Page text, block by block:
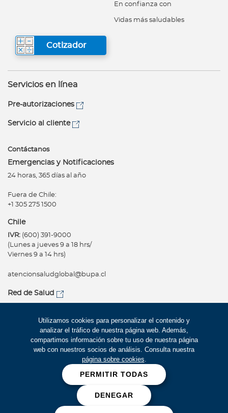
Utilizamos cookies para personalizar el contenido y
analizar el tráfico de nuestra página web. Además,
compartimos información sobre tu uso de nuestra página
web con nuestros socios de análisis. Consulta nuestra
página sobre cookies.
PERMITIR TODAS
DENEGAR
En confianza con
Vidas más saludables
Cotizador
Servicios en línea
Pre-autorizaciones
Servicio al cliente
Contáctanos
Emergencias y Notificaciones
24 horas, 365 días al año
Fuera de Chile:
+1 305 275 1500
Chile
IVR: (600) 391-9000
(Lunes a jueves 9 a 18 hrs/
Viernes 9 a 14 hrs)
atencionsaludglobal@bupa.cl
Red de Salud
Copyright
Política de privacidad
Términos de Uso
Síguenos